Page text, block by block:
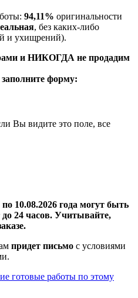
94,11% оригинальности
, без каких-либо
и ухищрений).
и НИКОГДА не продадим
форму:
Вы видите это поле, все
10.08.2026 года могут быть
24 часов. Учитывайте,
придет письмо с условиями
готовые работы по этому